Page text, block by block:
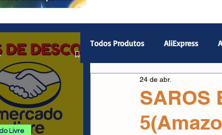
Livre
Todos Produtos AliExpress
Magazine Luiza
Gamepad Smartphones
SAROS
24 de abr.